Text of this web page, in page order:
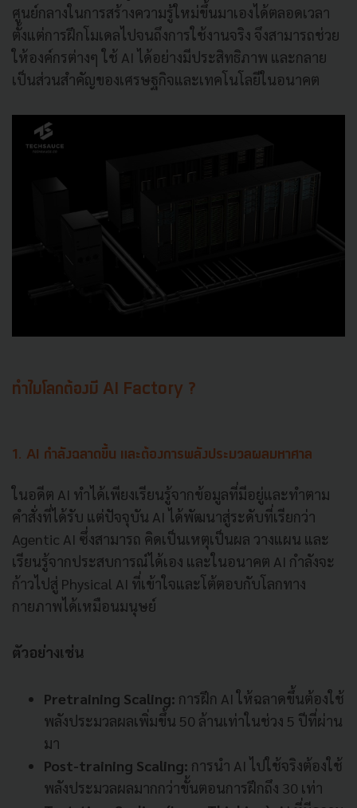
ศูนย์กลางในการสร้างความรู้ใหม่ขึ้นมาเองได้ตลอดเวลา
ตั้งแต่การฝึกโมเดลไปจนถึงการใช้งานจริง จึงสามารถช่วย
ให้องค์กรต่างๆ ใช้ AI ได้อย่างมีประสิทธิภาพ และกลาย
เป็นส่วนสำคัญของเศรษฐกิจและเทคโนโลยีในอนาคต
ทำไมโลกต้องมี AI Factory ?
1. AI กำลังฉลาดขึ้น และต้องการพลังประมวลผลมหาศาล
ในอดีต AI ทำได้เพียงเรียนรู้จากข้อมูลที่มีอยู่และทำตาม
คำสั่งที่ได้รับ แต่ปัจจุบัน AI ได้พัฒนาสู่ระดับที่เรียกว่า
Agentic AI ซึ่งสามารถ คิดเป็นเหตุเป็นผล วางแผน และ
เรียนรู้จากประสบการณ์ได้เอง และในอนาคต AI กำลังจะ
ก้าวไปสู่ Physical AI ที่เข้าใจและโต้ตอบกับโลกทาง
กายภาพได้เหมือนมนุษย์
ตัวอย่างเช่น
Pretraining Scaling: การฝึก AI ให้ฉลาดขึ้นต้องใช้
พลังประมวลผลเพิ่มขึ้น 50 ล้านเท่าในช่วง 5 ปีที่ผ่าน
มา
Post-training Scaling: การนำ AI ไปใช้จริงต้องใช้
พลังประมวลผลมากกว่าขั้นตอนการฝึกถึง 30 เท่า